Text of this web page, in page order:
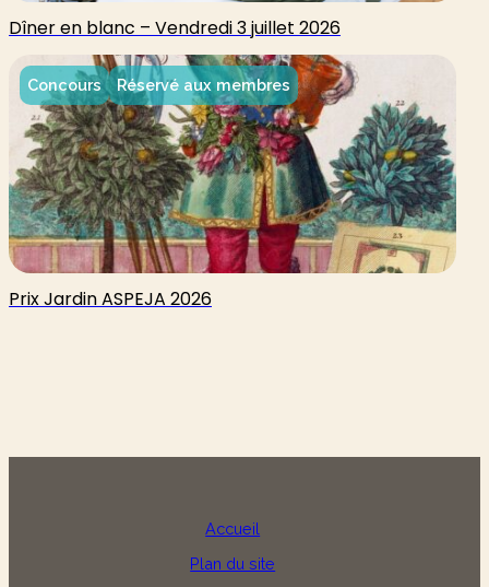
Dîner en blanc – Vendredi 3 juillet 2026
Concours Réservé aux membres
Prix Jardin ASPEJA 2026
Accueil
Plan du site